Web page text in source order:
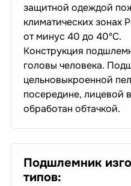
защитной одеждой
климатических зонах
от минус 40 до 40ºС.
Конструкция
головы человека.
цельновыкроенной
посередине, лицевой
обработан обтачкой.
​​​​​​Подшлемник
типов: